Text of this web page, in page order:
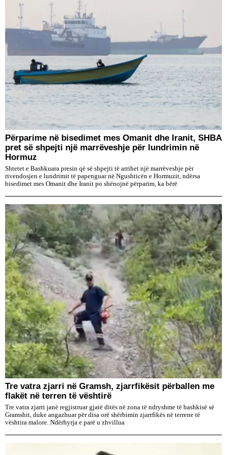
Përparime në bisedimet mes Omanit dhe Iranit, SHBA
pret së shpejti një marrëveshje për lundrimin në
Hormuz
Shtetet e Bashkuara presin që së shpejti të arrihet një marrëveshje për
rivendosjen e lundrimit të papenguar në Ngushticën e Hormuzit, ndërsa
bisedimet mes Omanit dhe Iranit po shënojnë përparim, ka bërë
Tre vatra zjarri në Gramsh, zjarrfikësit përballen me
flakët në terren të vështirë
Tre vatra zjarri janë regjistruar gjatë ditës në zona të ndryshme të bashkisë së
Gramshit, duke angazhuar për disa orë shërbimin zjarrfikës në terrene të
vështira malore. Ndërhyrja e parë u zhvillua